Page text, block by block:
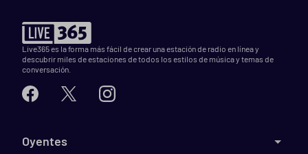
Live365 es la forma más fácil de crear una estación de radio en línea y
descubrir miles de estaciones de todos los estilos de música y temas de
conversación.
Oyentes